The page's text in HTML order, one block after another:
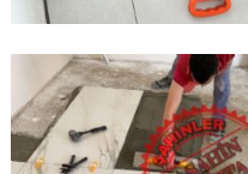
Dekorasyon, zeminlerinizi
kadrosuyla Muğla
seramik döşeme ustası
ustası
Sayfaya Git